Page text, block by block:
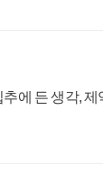
에 든 생각,